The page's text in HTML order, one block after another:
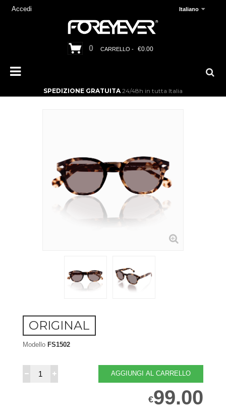
Accedi Italiano
0 CARRELLO - €0.00
SPEDIZIONE GRATUITA 24/48h in tutta Italia
ORIGINAL
Modello FS1502
AGGIUNGI AL CARRELLO
€99.00